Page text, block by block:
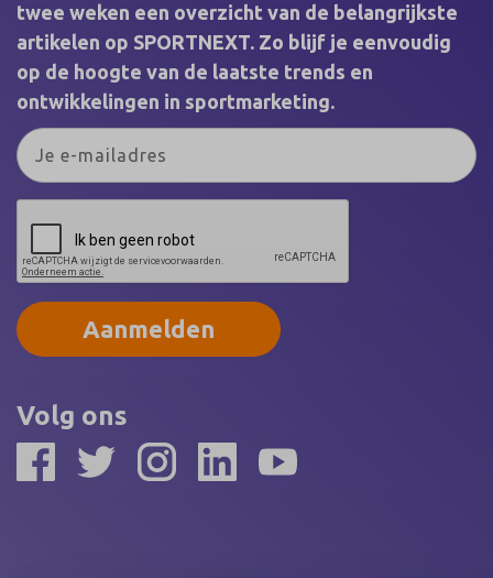
twee weken een overzicht van de belangrijkste
artikelen op SPORTNEXT. Zo blijf je eenvoudig
op de hoogte van de laatste trends en
ontwikkelingen in sportmarketing.
Aanmelden
Volg ons